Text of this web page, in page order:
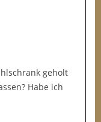
geholt
Habe ich